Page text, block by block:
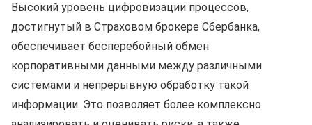
Высокий уровень цифровизации процессов,
достигнутый в Страховом брокере Сбербанка,
обеспечивает бесперебойный обмен
корпоративными данными между различными
системами и непрерывную обработку такой
информации. Это позволяет более комплексно